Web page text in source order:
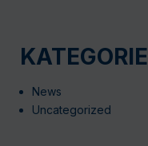
KATEGORIE
News
Uncategorized